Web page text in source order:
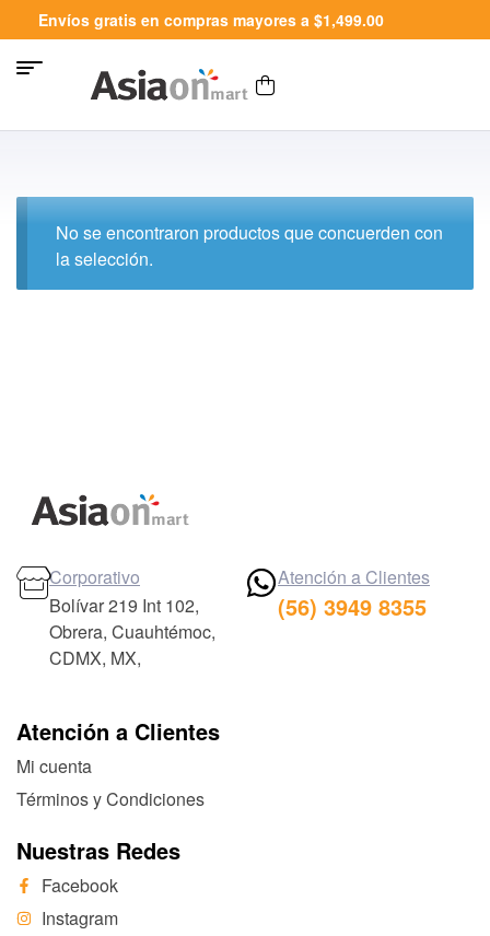
Envíos gratis en compras mayores a $1,499.00
No se encontraron productos que concuerden con
la selección.
Atención a Clientes
Mi cuenta
Términos y Condiciones
Nuestras Redes
Facebook
Instagram
Corporativo
Bolívar 219 Int 102,
Obrera, Cuauhtémoc,
CDMX, MX,
Atención a Clientes
(56) 3949 8355